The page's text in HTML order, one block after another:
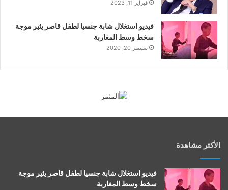
فبراير 11, 2023
فيديو استغلال شابة جنسيا لطفل قاصر يثير موجة
سخط وسط المغاربة
سبتمبر 20, 2020
الأكثر مشاهدة
فيديو استغلال شابة جنسيا لطفل قاصر يثير موجة
سخط وسط المغاربة